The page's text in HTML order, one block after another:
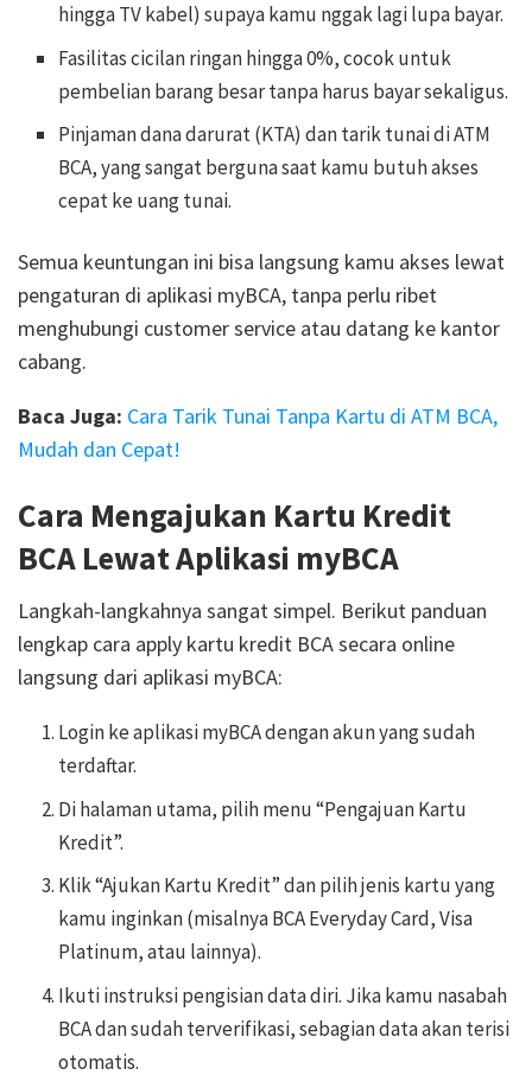
hingga TV kabel) supaya kamu nggak lagi lupa bayar.
Fasilitas cicilan ringan hingga 0%, cocok untuk
pembelian barang besar tanpa harus bayar sekaligus.
Pinjaman dana darurat (KTA) dan tarik tunai di ATM
BCA, yang sangat berguna saat kamu butuh akses
cepat ke uang tunai.
Semua keuntungan ini bisa langsung kamu akses lewat
pengaturan di aplikasi myBCA, tanpa perlu ribet
menghubungi customer service atau datang ke kantor
cabang.
Baca Juga: Cara Tarik Tunai Tanpa Kartu di ATM BCA,
Mudah dan Cepat!
Cara Mengajukan Kartu Kredit
BCA Lewat Aplikasi myBCA
Langkah-langkahnya sangat simpel. Berikut panduan
lengkap cara apply kartu kredit BCA secara online
langsung dari aplikasi myBCA:
Login ke aplikasi myBCA dengan akun yang sudah
terdaftar.
Di halaman utama, pilih menu “Pengajuan Kartu
Kredit”.
Klik “Ajukan Kartu Kredit” dan pilih jenis kartu yang
kamu inginkan (misalnya BCA Everyday Card, Visa
Platinum, atau lainnya).
Ikuti instruksi pengisian data diri. Jika kamu nasabah
BCA dan sudah terverifikasi, sebagian data akan terisi
otomatis.